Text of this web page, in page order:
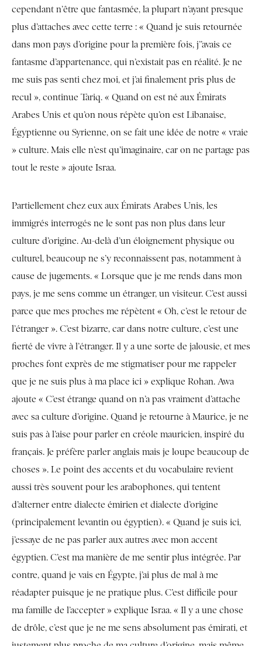
cependant n’être que fantasmée, la plupart n’ayant presque
plus d’attaches avec cette terre : « Quand je suis retournée
dans mon pays d’origine pour la première fois, j’’avais ce
fantasme d’appartenance, qui n’existait pas en réalité. Je ne
me suis pas senti chez moi, et j’ai finalement pris plus de
recul », continue Tariq. « Quand on est né aux Émirats
Arabes Unis et qu’on nous répète qu’on est Libanaise,
Égyptienne ou Syrienne, on se fait une idée de notre « vraie
» culture. Mais elle n’est qu’imaginaire, car on ne partage pas
tout le reste » ajoute Israa.
Partiellement chez eux aux Émirats Arabes Unis, les
immigrés interrogés ne le sont pas non plus dans leur
culture d’origine. Au-delà d’un éloignement physique ou
culturel, beaucoup ne s’y reconnaissent pas, notamment à
cause de jugements. « Lorsque que je me rends dans mon
pays, je me sens comme un étranger, un visiteur. C’est aussi
parce que mes proches me répètent « Oh, c’est le retour de
l’étranger ». C’est bizarre, car dans notre culture, c’est une
fierté de vivre à l’étranger. Il y a une sorte de jalousie, et mes
proches font exprès de me stigmatiser pour me rappeler
que je ne suis plus à ma place ici » explique Rohan. Awa
ajoute « C’est étrange quand on n’a pas vraiment d’attache
avec sa culture d’origine. Quand je retourne à Maurice, je ne
suis pas à l’aise pour parler en créole mauricien, inspiré du
français. Je préfère parler anglais mais je loupe beaucoup de
choses ». Le point des accents et du vocabulaire revient
aussi très souvent pour les arabophones, qui tentent
d’alterner entre dialecte émirien et dialecte d’origine
(principalement levantin ou égyptien). « Quand je suis ici,
j’essaye de ne pas parler aux autres avec mon accent
égyptien. C’est ma manière de me sentir plus intégrée. Par
contre, quand je vais en Égypte, j’ai plus de mal à me
réadapter puisque je ne pratique plus. C’est difficile pour
ma famille de l’accepter » explique Israa. « Il y a une chose
de drôle, c’est que je ne me sens absolument pas émirati, et